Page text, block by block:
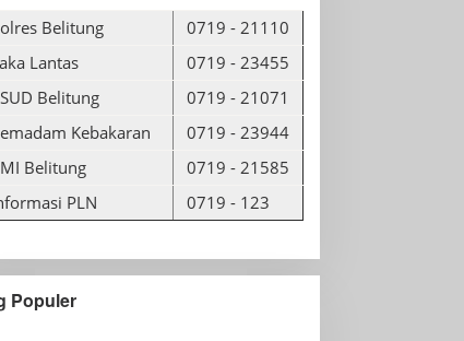
Belitung
0719 - 21110
Lantas
0719 - 23455
Belitung
0719 - 21071
Kebakaran
0719 - 23944
Belitung
0719 - 21585
PLN
0719 - 123
Populer